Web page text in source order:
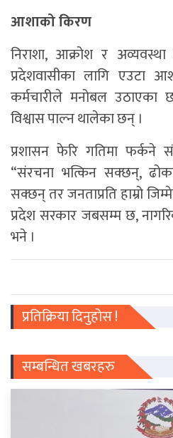
आशाको किरण
निराशा, आक्रोश र
प्रदेशवासीका लागि एउटा
कर्मचारीले मनोबल उठाएका
विश्वास पाल्न थालेका छन् ।
प्रशासन फेरि गतिमा
“संरचना भत्किन सक्छन्,
सक्छन् तर जनताप्रति हाम्रो
प्रदेश सरकार जबसम्म छ,
भने ।
प्रतिक्रिया दिनुहोस !
सम्बन्धित खबरहरु